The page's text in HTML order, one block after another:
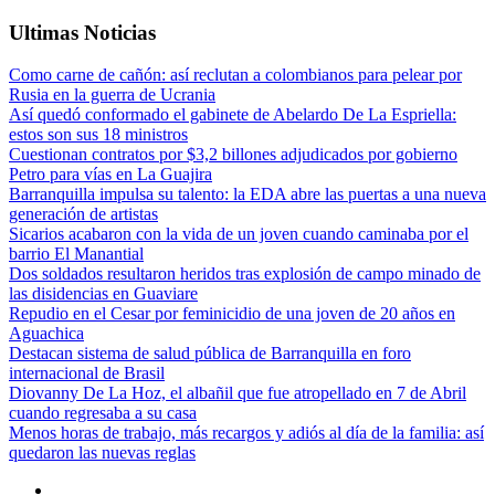
Ultimas Noticias
Como carne de cañón: así reclutan a colombianos para pelear por
Rusia en la guerra de Ucrania
Así quedó conformado el gabinete de Abelardo De La Espriella:
estos son sus 18 ministros
Cuestionan contratos por $3,2 billones adjudicados por gobierno
Petro para vías en La Guajira
Barranquilla impulsa su talento: la EDA abre las puertas a una nueva
generación de artistas
Sicarios acabaron con la vida de un joven cuando caminaba por el
barrio El Manantial
Dos soldados resultaron heridos tras explosión de campo minado de
las disidencias en Guaviare
Repudio en el Cesar por feminicidio de una joven de 20 años en
Aguachica
Destacan sistema de salud pública de Barranquilla en foro
internacional de Brasil
Diovanny De La Hoz, el albañil que fue atropellado en 7 de Abril
cuando regresaba a su casa
Menos horas de trabajo, más recargos y adiós al día de la familia: así
quedaron las nuevas reglas